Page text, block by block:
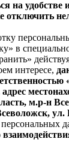
на
отключить
в
интересе,
м.р-н
ул.